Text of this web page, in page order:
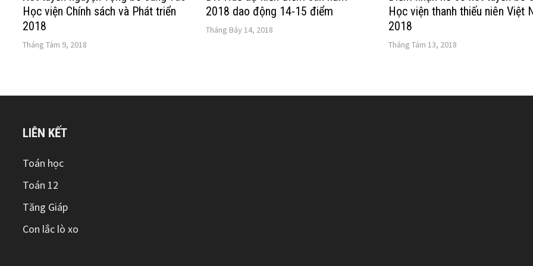
Học viện Chính sách và Phát triển
2018
Tháng Tám 9, 2018
2018 dao động 14-15 điểm
Tháng Bảy 14, 2018
Học viện thanh thiếu niên Việt
2018
Tháng Tám 13, 2018
LIÊN KẾT
Toán học
Toán 12
Tăng Giáp
Con lắc lò xo